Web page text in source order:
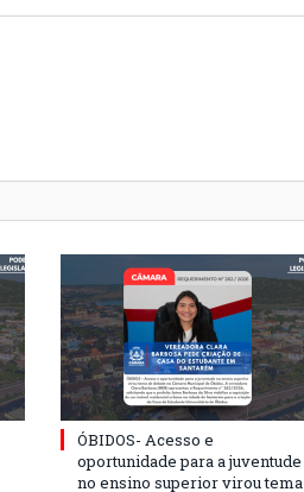
ÓBIDOS- Acesso e
oportunidade para a juventude
no ensino superior virou tema